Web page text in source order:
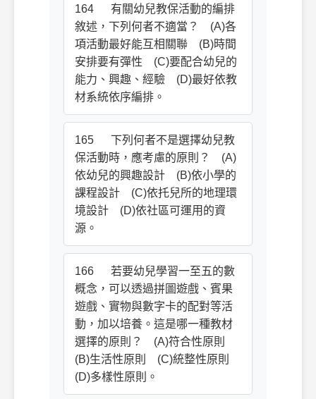
164 有關幼兒教保活動的編排
敘述，下列何者不適當？ (A)各
項活動最好能互相關聯 (B)時間
安排要有彈性 (C)要配合幼兒的
能力、興趣、經驗 (D)最好依教
材系統依序編排。
165 下列何者不是選擇幼兒教
保活動時，應考慮的原則？ (A)
依幼兒的興趣設計 (B)依小學的
課程設計 (C)依托兒所的地理環
境設計 (D)依社區可運用的資
源。
166 若要幼兒學習一至五的數
概念，可以透過拼圖遊戲、賓果
遊戲、實物與數字卡的配對等活
動，加以培養。這是哪一種教材
選擇的原則？ (A)符合性原則
(B)生活性原則 (C)統整性原則
(D)多樣性原則。